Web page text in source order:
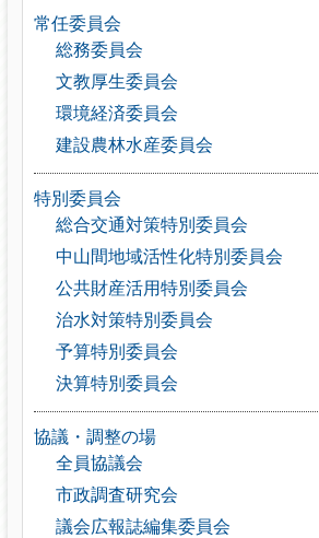
常任委員会
総務委員会
文教厚生委員会
環境経済委員会
建設農林水産委員会
特別委員会
総合交通対策特別委員会
中山間地域活性化特別委員会
公共財産活用特別委員会
治水対策特別委員会
予算特別委員会
決算特別委員会
協議・調整の場
全員協議会
市政調査研究会
議会広報誌編集委員会